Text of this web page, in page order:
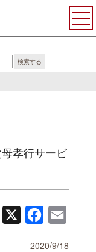
検索する
連ニュース
孝行サービ
Facebook
2020/9/18